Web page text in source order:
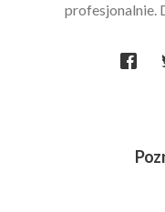
profesjonalnie.